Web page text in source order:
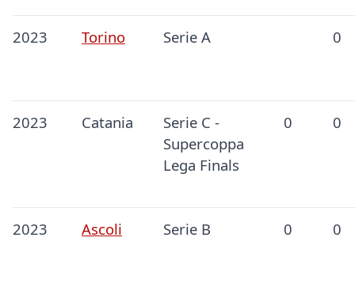
2023 Torino Serie A 0
2023 Catania
Serie C -
Supercoppa
Lega Finals
0 0
2023 Ascoli Serie B 0 0